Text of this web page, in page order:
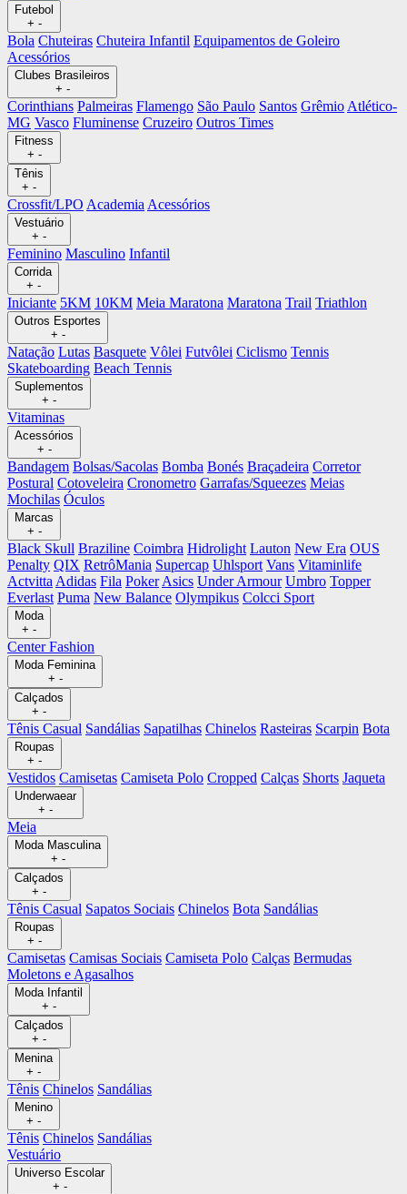
Futebol
+ -
Bola Chuteiras Chuteira Infantil Equipamentos de Goleiro
Acessórios
Clubes Brasileiros
+ -
Corinthians Palmeiras Flamengo São Paulo Santos Grêmio Atlético-
MG Vasco Fluminense Cruzeiro Outros Times
Fitness
+ -
Tênis
+ -
Crossfit/LPO Academia Acessórios
Vestuário
+ -
Feminino Masculino Infantil
Corrida
+ -
Iniciante 5KM 10KM Meia Maratona Maratona Trail Triathlon
Outros Esportes
+ -
Natação Lutas Basquete Vôlei Futvôlei Ciclismo Tennis
Skateboarding Beach Tennis
Suplementos
+ -
Vitaminas
Acessórios
+ -
Bandagem Bolsas/Sacolas Bomba Bonés Braçadeira Corretor
Postural Cotoveleira Cronometro Garrafas/Squeezes Meias
Mochilas Óculos
Marcas
+ -
Black Skull Braziline Coimbra Hidrolight Lauton New Era OUS
Penalty QIX RetrôMania Supercap Uhlsport Vans Vitaminlife
Actvitta Adidas Fila Poker Asics Under Armour Umbro Topper
Everlast Puma New Balance Olympikus Colcci Sport
Moda
+ -
Center Fashion
Moda Feminina
+ -
Calçados
+ -
Tênis Casual Sandálias Sapatilhas Chinelos Rasteiras Scarpin Bota
Roupas
+ -
Vestidos Camisetas Camiseta Polo Cropped Calças Shorts Jaqueta
Underwaear
+ -
Meia
Moda Masculina
+ -
Calçados
+ -
Tênis Casual Sapatos Sociais Chinelos Bota Sandálias
Roupas
+ -
Camisetas Camisas Sociais Camiseta Polo Calças Bermudas
Moletons e Agasalhos
Moda Infantil
+ -
Calçados
+ -
Menina
+ -
Tênis Chinelos Sandálias
Menino
+ -
Tênis Chinelos Sandálias
Vestuário
Universo Escolar
+ -